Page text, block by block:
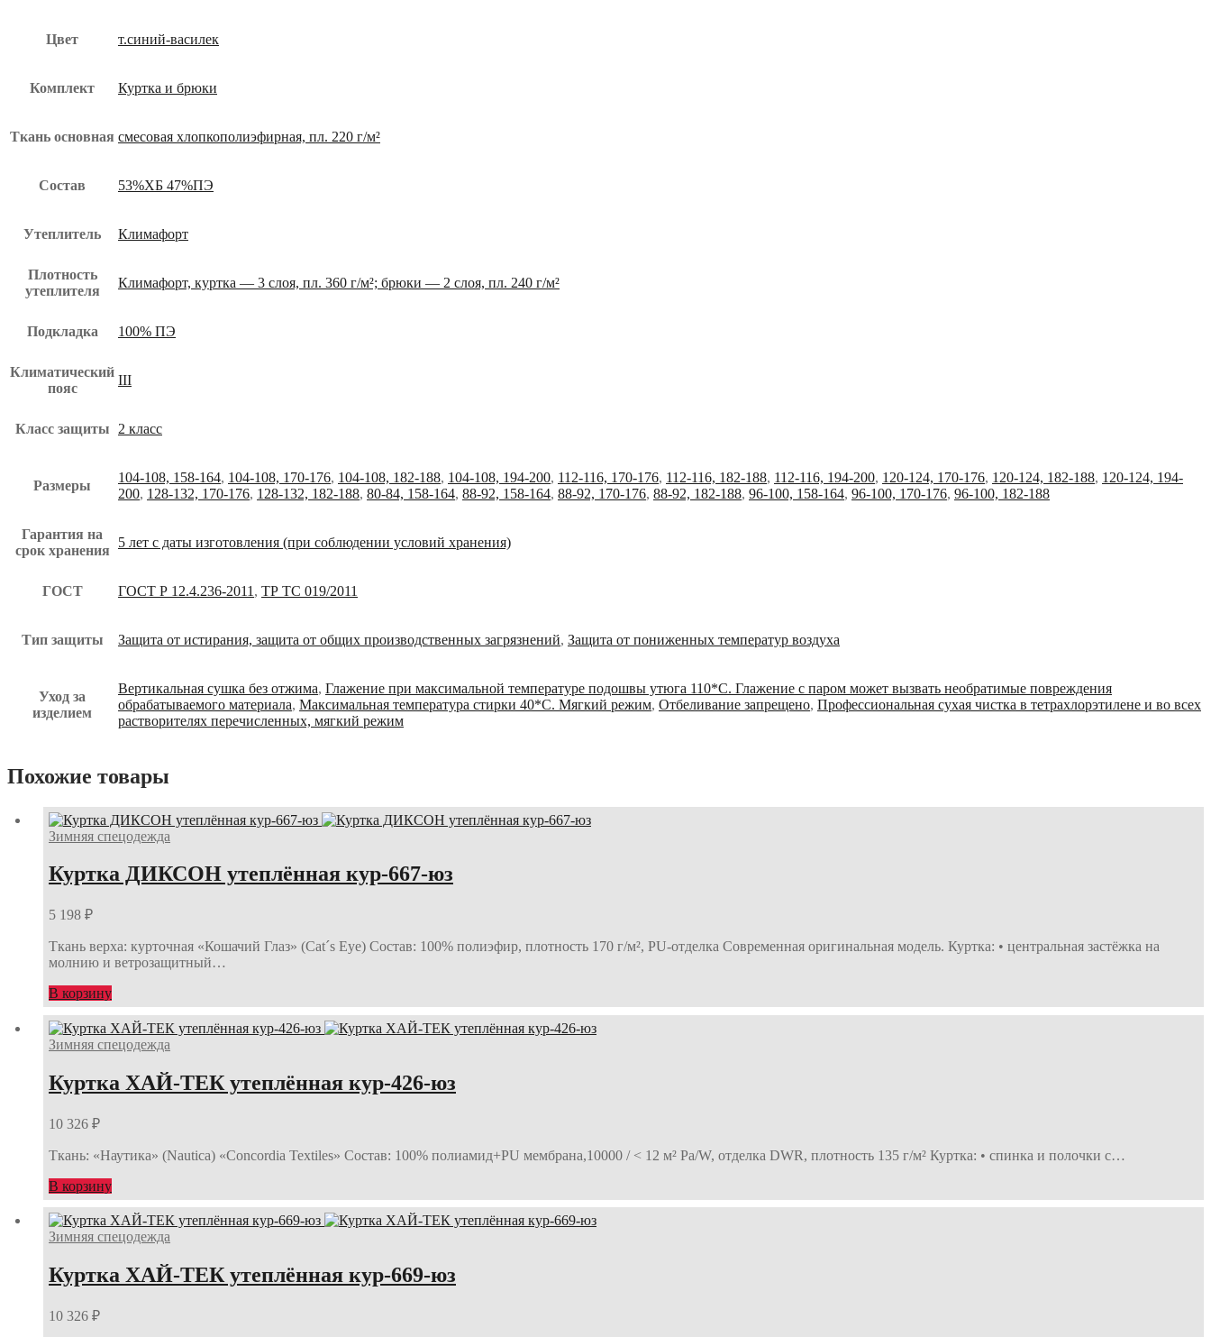
Цвет т.синий-василек
Комплект Куртка и брюки
Ткань основная смесовая хлопкополиэфирная, пл. 220 г/м²
Состав 53%ХБ 47%ПЭ
Утеплитель Климафорт
Плотность
утеплителя
Климафорт, куртка — 3 слоя, пл. 360 г/м²; брюки — 2 слоя, пл. 240 г/м²
Подкладка 100% ПЭ
Климатический
пояс
III
Класс защиты 2 класс
Размеры
104-108, 158-164, 104-108, 170-176, 104-108, 182-188, 104-108, 194-200, 112-116, 170-176, 112-116, 182-188, 112-116, 194-200, 120-124, 170-176, 120-124, 182-188, 120-124, 194-
200, 128-132, 170-176, 128-132, 182-188, 80-84, 158-164, 88-92, 158-164, 88-92, 170-176, 88-92, 182-188, 96-100, 158-164, 96-100, 170-176, 96-100, 182-188
Гарантия на
срок хранения
5 лет с даты изготовления (при соблюдении условий хранения)
ГОСТ ГОСТ Р 12.4.236-2011 , ТР ТС 019/2011
Тип защиты Защита от истирания, защита от общих производственных загрязнений, Защита от пониженных температур воздуха
Уход за
изделием
Вертикальная сушка без отжима, Глажение при максимальной температуре подошвы утюга 110*С. Глажение с паром может вызвать необратимые повреждения
обрабатываемого материала, Максимальная температура стирки 40*С. Мягкий режим, Отбеливание запрещено, Профессиональная сухая чистка в тетрахлорэтилене и во всех
растворителях перечисленных, мягкий режим
Похожие товары
Зимняя спецодежда
Куртка ДИКСОН утеплённая кур-667-юз
5 198 ₽
Ткань верха: курточная «Кошачий Глаз» (Cat´s Eye) Состав: 100% полиэфир, плотность 170 г/м², PU-отделка Современная оригинальная модель. Куртка: • центральная застёжка на
молнию и ветрозащитный…
В корзину
Зимняя спецодежда
Куртка ХАЙ-ТЕК утеплённая кур-426-юз
10 326 ₽
Ткань: «Наутика» (Nautica) «Concordia Textiles» Состав: 100% полиамид+PU мембрана,10000 / < 12 м² Pa/W, отделка DWR, плотность 135 г/м² Куртка: • спинка и полочки с…
В корзину
Зимняя спецодежда
Куртка ХАЙ-ТЕК утеплённая кур-669-юз
10 326 ₽